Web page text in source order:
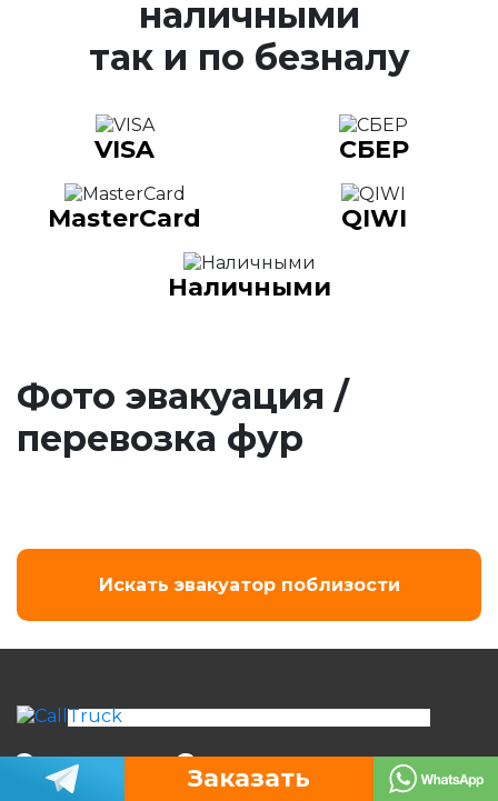
наличными
так и по безналу
VISA СБЕР
MasterCard QIWI
Наличными
Фото эвакуация /
перевозка фур
Искать эвакуатор поблизости
Эвакуатор Самара
Заказать